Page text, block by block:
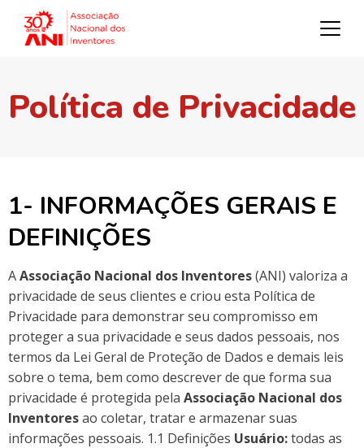
Política de Privacidade
1- INFORMAÇÕES GERAIS E
DEFINIÇÕES
AAssociação Nacional dos Inventores(ANI) valoriza a
privacidade de seus clientes e criou esta Política de
Privacidade para demonstrar seu compromisso em
proteger a sua privacidade e seus dados pessoais, nos
termos da Lei Geral de Proteção de Dados e demais leis
sobre o tema, bem como descrever de que forma sua
privacidade é protegida pela Associação Nacional dos
Inventoresao coletar, tratar e armazenar suas
informações pessoais. 1.1 Definições Usuário:todas as